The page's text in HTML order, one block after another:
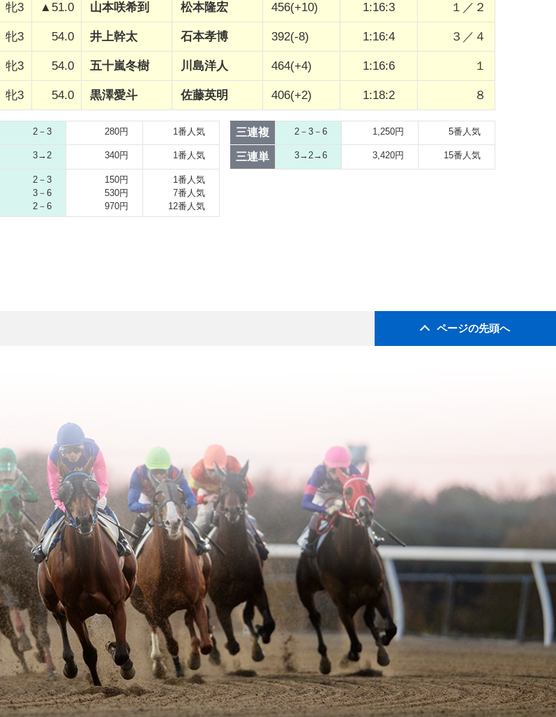
牝3 ▲51.0 山本咲希到 松本隆宏 456(+10) 1:16:3 １／２
牝3 54.0 井上幹太 石本孝博 392(-8) 1:16:4 ３／４
牝3 54.0 五十嵐冬樹 川島洋人 464(+4) 1:16:6 １
牝3 54.0 黒澤愛斗 佐藤英明 406(+2) 1:18:2 ８
2－3 280円 1番人気
3→2 340円 1番人気
2－3
3－6
2－6
150円
530円
970円
1番人気
7番人気
12番人気
三連複 2－3－6 1,250円 5番人気
三連単 3→2→6 3,420円 15番人気
ページの先頭へ